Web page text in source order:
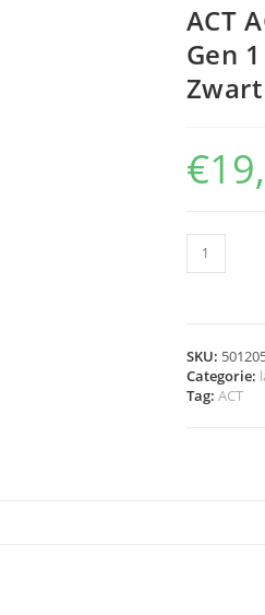
ACT
Gen
Zwart
€
SKU:
Categorie:
Tag: ACT